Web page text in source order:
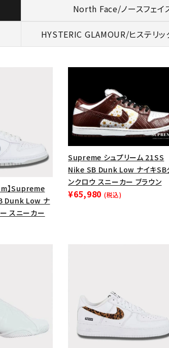
North Face/ノースフェイ
HYSTERIC GLAMOUR/ヒステリ
】Supreme
Dunk Low ナ
スニーカー
Supreme シュプリーム 21SS
Nike SB Dunk Low ナイキSB
ンクロウ スニーカー ブラウン
¥65,980 (税込)